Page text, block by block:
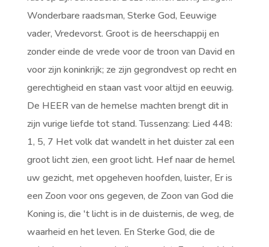
Wonderbare raadsman, Sterke God, Eeuwige
vader, Vredevorst. Groot is de heerschappij en
zonder einde de vrede voor de troon van David en
voor zijn koninkrijk; ze zijn gegrondvest op recht en
gerechtigheid en staan vast voor altijd en eeuwig.
De HEER van de hemelse machten brengt dit in
zijn vurige liefde tot stand. Tussenzang: Lied 448:
1, 5, 7 Het volk dat wandelt in het duister zal een
groot licht zien, een groot licht. Hef naar de hemel
uw gezicht, met opgeheven hoofden, luister, Er is
een Zoon voor ons gegeven, de Zoon van God die
Koning is, die 't licht is in de duisternis, de weg, de
waarheid en het leven. En Sterke God, die de